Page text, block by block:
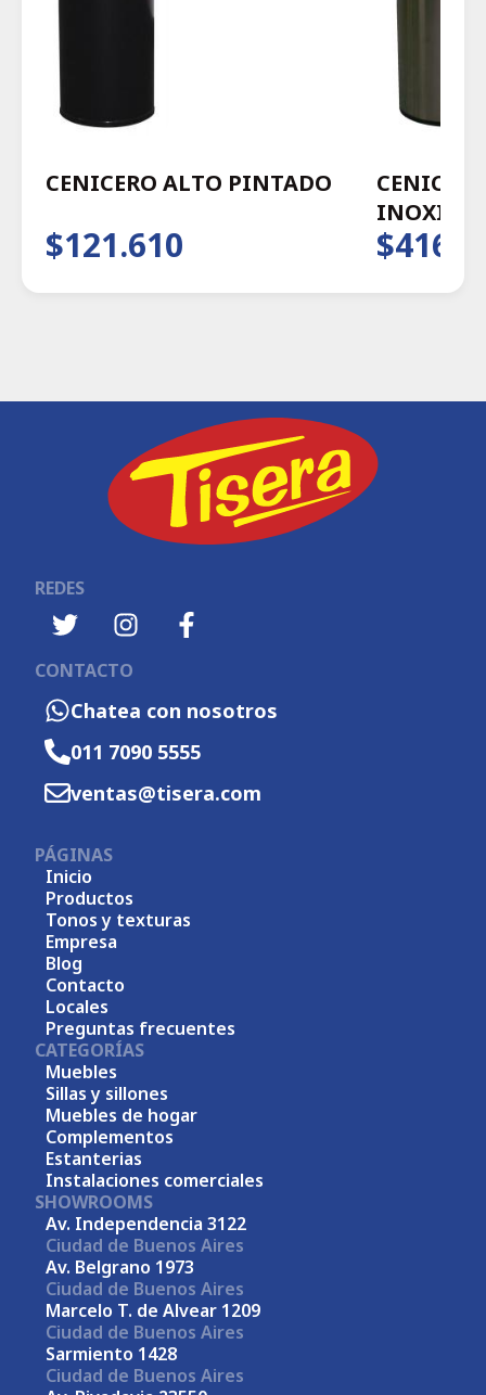
CENICERO ALTO PINTADO
$121.610
REDES
CONTACTO
Chatea con nosotros
011 7090 5555
ventas@tisera.com
PÁGINAS
Inicio
Productos
Tonos y texturas
Empresa
Blog
Contacto
Locales
Preguntas frecuentes
CATEGORÍAS
Muebles
Sillas y sillones
Muebles de hogar
Complementos
Estanterias
Instalaciones comerciales
SHOWROOMS
Av. Independencia 3122
Ciudad de Buenos Aires
Av. Belgrano 1973
Ciudad de Buenos Aires
Marcelo T. de Alvear 1209
Ciudad de Buenos Aires
Sarmiento 1428
Ciudad de Buenos Aires